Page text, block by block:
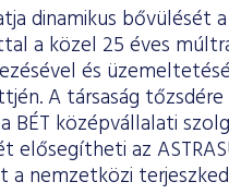
dinamikus bővülését
a közel 25 éves
és
A társaság
BÉT középvállalati
elősegítheti az
a nemzetközi